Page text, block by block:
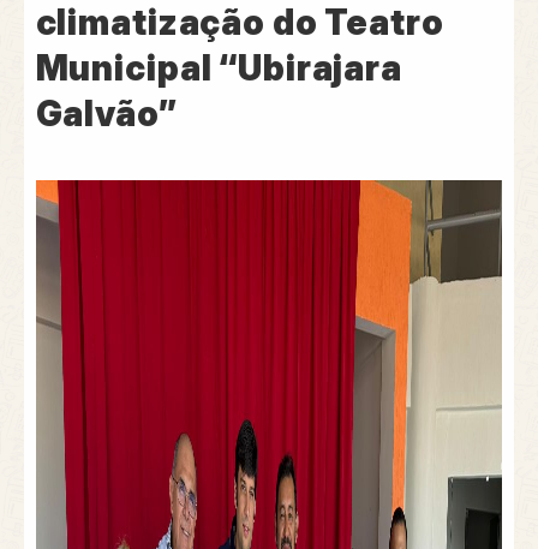
climatização do Teatro
Municipal “Ubirajara
Galvão”